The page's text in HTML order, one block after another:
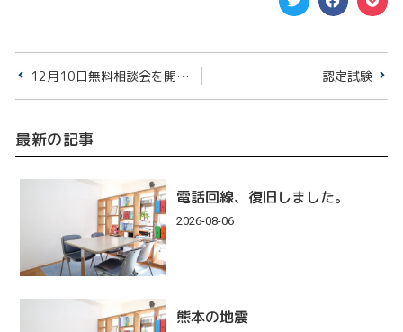
12月10日無料相談会を開催します。 認定試験
最新の記事
電話回線、復旧しました。
2026-08-06
熊本の地震